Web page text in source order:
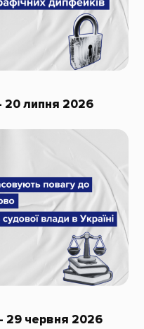
20 липня 2026
29 червня 2026